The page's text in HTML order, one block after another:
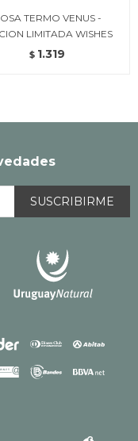
TERMO VENUS -
LIMITADA WISHES
$ 1.319
SUSCRIBIRME